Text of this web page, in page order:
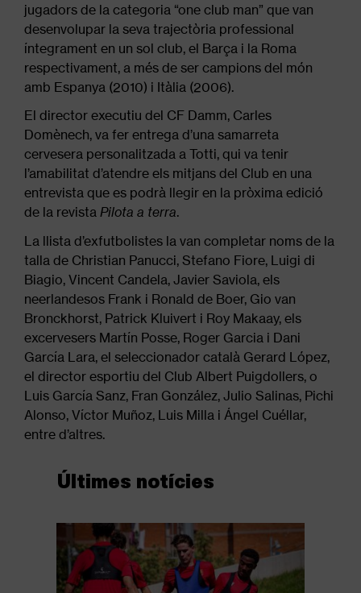
jugadors de la categoria “one club man” que van
desenvolupar la seva trajectòria professional
íntegrament en un sol club, el Barça i la Roma
respectivament, a més de ser campions del món
amb Espanya (2010) i Itàlia (2006).
El director executiu del CF Damm, Carles
Domènech, va fer entrega d’una samarreta
cervesera personalitzada a Totti, qui va tenir
l’amabilitat d’atendre els mitjans del Club en una
entrevista que es podrà llegir en la pròxima edició
de la revista Pilota a terra.
La llista d’exfutbolistes la van completar noms de la
talla de Christian Panucci, Stefano Fiore, Luigi di
Biagio, Vincent Candela, Javier Saviola, els
neerlandesos Frank i Ronald de Boer, Gio van
Bronckhorst, Patrick Kluivert i Roy Makaay, els
excervesers Martín Posse, Roger Garcia i Dani
García Lara, el seleccionador català Gerard López,
el director esportiu del Club Albert Puigdollers, o
Luis García Sanz, Fran González, Julio Salinas, Pichi
Alonso, Víctor Muñoz, Luis Milla i Ángel Cuéllar,
entre d’altres.
Últimes notícies